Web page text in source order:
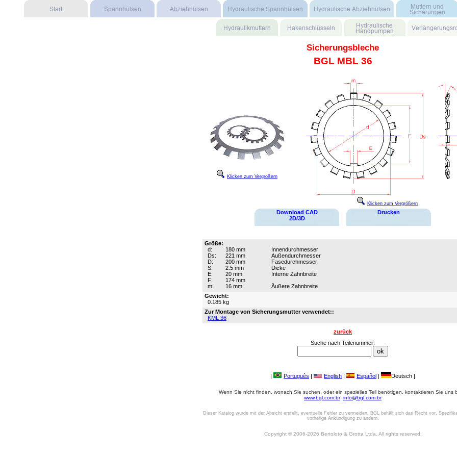
Sicherungsbleche
BGL MBL 36
Klicken zum Vergrößern
Klicken zum Vergrößern
Download CAD
2D/3D
Drucken
Größe:
d:
180 mm
Innendurchmesser
Ds:
221 mm
Außendurchmesser
D:
200 mm
Fasedurchmesser
S:
2.5 mm
Dicke
E:
20 mm
Interne Zahnbreite
F:
174 mm
m:
16 mm
Äußere Zahnbreite
Gewicht:
0.185 kg
Zur Montage von Sicherungsmutter verwendet::
KML 36
zurück
Suche nach Teilenummer:
| Português | English | Español | Deutsch |
Wenn Sie nicht finden, wonach Sie suchen, oder ein spezielles Teil benötigen, kontaktieren Sie uns
www.bgl.com.br info@bgl.com.br
Dieser Katalog wurde mit der Absicht erstellt, eventuelle Fehler zu vermeiden. BGL behält sich das Recht vor,
vorherige Ankündigung zu ändern.
Copyright © 2006-2026 Bertoloto & Grotta Ltda. All rights reserved.